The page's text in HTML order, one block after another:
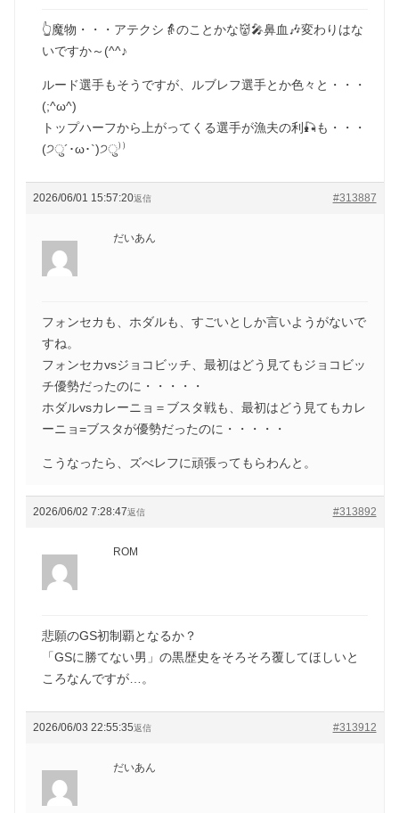
👆魔物・・・アテクシ👵のことかな👹🎤鼻血🎶変わりはな
いですか～(^^♪
ルード選手もそうですが、ルブレフ選手とか色々と・・・
(;^ω^)
トップハーフから上がってくる選手が漁夫の利🎣も・・・
(੭ु´･ω･`)੭ु⁾⁾
2026/06/01 15:57:20 #313887
返信
だいあん
フォンセカも、ホダルも、すごいとしか言いようがないで
すね。
フォンセカvsジョコビッチ、最初はどう見てもジョコビッ
チ優勢だったのに・・・・・
ホダルvsカレーニョ＝ブスタ戦も、最初はどう見てもカレ
ーニョ=ブスタが優勢だったのに・・・・・
こうなったら、ズべレフに頑張ってもらわんと。
2026/06/02 7:28:47 #313892
返信
ROM
悲願のGS初制覇となるか？
「GSに勝てない男」の黒歴史をそろそろ覆してほしいと
ころなんですが…。
2026/06/03 22:55:35 #313912
返信
だいあん